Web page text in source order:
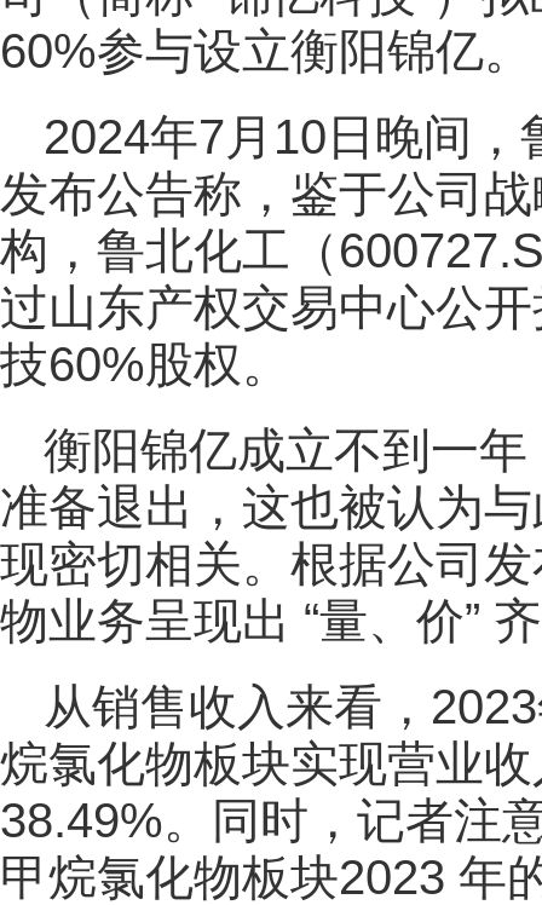
60%参与设立衡阳锦亿。
2024年7月10日晚间
发布公告称，鉴于公司
构，鲁北化工（
过山东产权交易中心公
技60%股权。
衡阳锦亿成立不到一
准备退出，这也被认为
现密切相关。根据公司
物业务呈现出 “量、价”
从销售收入来看，
烷氯化物板块实现营业
38.49%。同时，记者注
甲烷氯化物板块2023 年